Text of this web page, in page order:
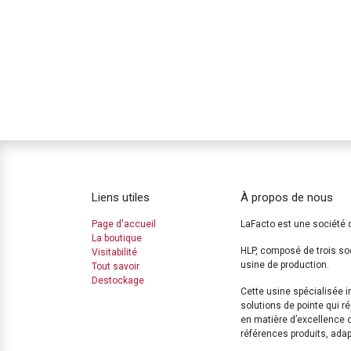
Liens utiles
Page d'accueil
La boutique
Visitabilité
Tout savoir
Destockage
À propos de nous
LaFacto est une société
HLP, composé de trois
usine de production.
Cette usine spécialisée
solutions de pointe qui
en matière d’excellence
références produits,